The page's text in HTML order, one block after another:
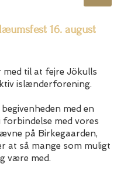
16. august
til at fejre Jökulls
islænderforening.
med en
forbindelse med vores
på Birkegaarden,
at så mange som muligt
være med.